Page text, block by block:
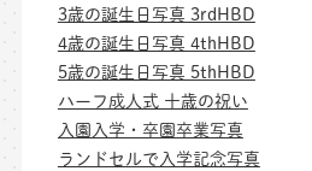
3歳の誕生日写真 3rdHBD
4歳の誕生日写真 4thHBD
5歳の誕生日写真 5thHBD
ハーフ成人式 十歳の祝い
入園入学・卒園卒業写真
ランドセルで入学記念写真